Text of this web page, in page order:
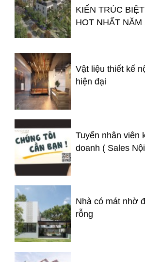
KIẾN TRÚC
HOT NHẤT NĂM
Vật liệu thiết kế
hiện đại
Tuyển nhân viên
doanh ( Sales
Nhà có mát nhờ
rỗng